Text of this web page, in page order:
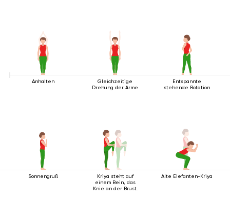
Anhalten
Gleichzeitige
Drehung der Arme
Entspannte
stehende Rotation
Sonnengruß
Kriya steht auf
einem Bein, das
Knie an der Brust.
Alte Elefanten-Kriya